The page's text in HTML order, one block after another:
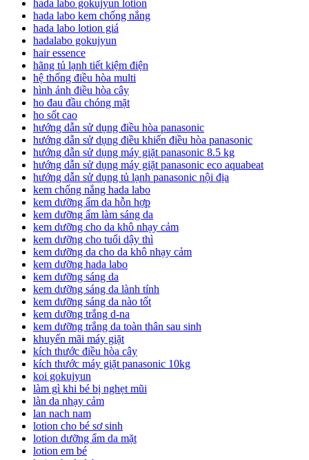
hada labo gokujyun lotion
hada labo kem chống nắng
hada labo lotion giá
hadalabo gokujyun
hair essence
hãng tủ lạnh tiết kiệm điện
hệ thống điều hòa multi
hình ảnh điều hòa cây
ho đau đầu chóng mặt
ho sốt cao
hướng dẫn sử dụng điều hòa panasonic
hướng dẫn sử dụng điều khiển điều hòa panasonic
hướng dẫn sử dụng máy giặt panasonic 8.5 kg
hướng dẫn sử dụng máy giặt panasonic eco aquabeat
hướng dẫn sử dụng tủ lạnh panasonic nội địa
kem chống nắng hada labo
kem dưỡng ẩm da hỗn hợp
kem dưỡng ẩm làm sáng da
kem dưỡng cho da khô nhạy cảm
kem dưỡng cho tuổi dậy thì
kem dưỡng da cho da khô nhạy cảm
kem dưỡng hada labo
kem dưỡng sáng da
kem dưỡng sáng da lành tính
kem dưỡng sáng da nào tốt
kem dưỡng trắng d-na
kem dưỡng trắng da toàn thân sau sinh
khuyến mãi máy giặt
kích thước điều hòa cây
kích thước máy giặt panasonic 10kg
koi gokujyun
làm gì khi bé bị nghẹt mũi
làn da nhạy cảm
lan nach nam
lotion cho bé sơ sinh
lotion dưỡng ẩm da mặt
lotion em bé